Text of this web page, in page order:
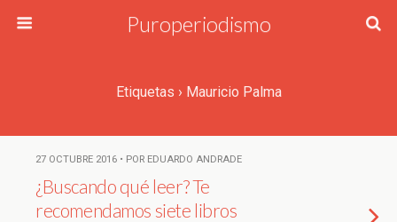
Puroperiodismo
Etiquetas › Mauricio Palma
27 OCTUBRE 2016 • POR EDUARDO ANDRADE
¿Buscando qué leer? Te
recomendamos siete libros